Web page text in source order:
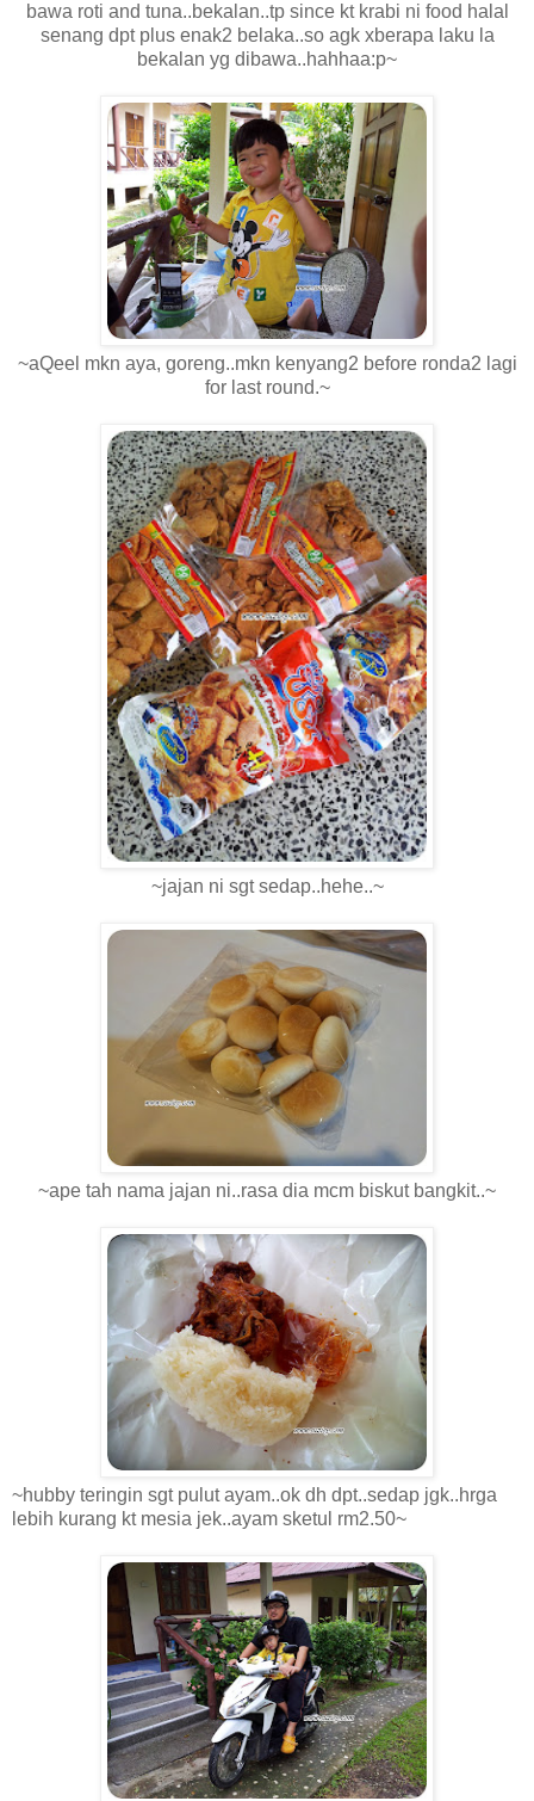
bawa roti and tuna..bekalan..tp since kt krabi ni food halal
senang dpt plus enak2 belaka..so agk xberapa laku la
bekalan yg dibawa..hahhaa:p~
~aQeel mkn aya, goreng..mkn kenyang2 before ronda2 lagi
for last round.~
~jajan ni sgt sedap..hehe..~
~ape tah nama jajan ni..rasa dia mcm biskut bangkit..~
~hubby teringin sgt pulut ayam..ok dh dpt..sedap jgk..hrga
lebih kurang kt mesia jek..ayam sketul rm2.50~